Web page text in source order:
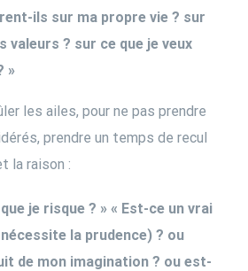
ils sur ma propre vie ? sur
valeurs ? sur ce que je veux
»
les ailes, pour ne pas prendre
prendre un temps de recul
la raison :
je risque ? » « Est-ce un vrai
la prudence) ? ou
de mon imagination ? ou est-